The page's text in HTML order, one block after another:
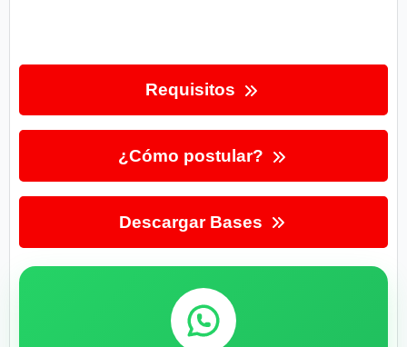
Requisitos
¿Cómo postular?
Descargar Bases